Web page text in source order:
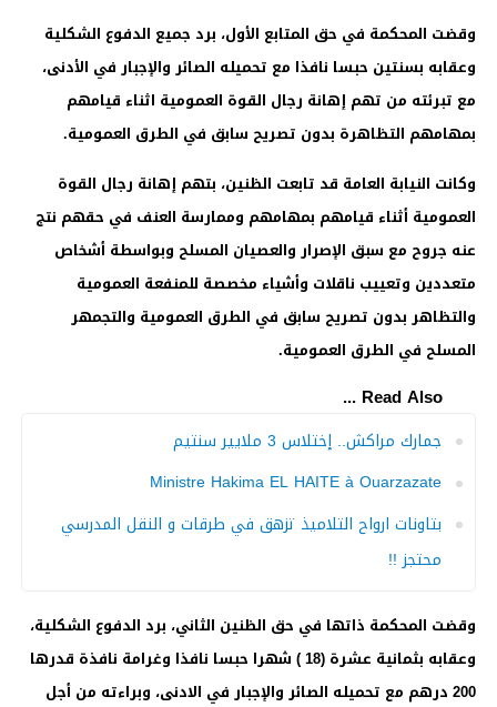
وقضت المحكمة في حق المتابع الأول، برد جميع الدفوع الشكلية
وعقابه بسنتين حبسا نافذا مع تحميله الصائر والإجبار في الأدنى،
مع تبرئته من تهم إهانة رجال القوة العمومية اثناء قيامهم
بمهامهم التظاهرة بدون تصريح سابق في الطرق العمومية.
وكانت النيابة العامة قد تابعت الظنين، بتهم إهانة رجال القوة
العمومية أثناء قيامهم بمهامهم وممارسة العنف في حقهم نتج
عنه جروح مع سبق الإصرار والعصيان المسلح وبواسطة أشخاص
متعددين وتعييب ناقلات وأشياء مخصصة للمنفعة العمومية
والتظاهر بدون تصريح سابق في الطرق العمومية والتجمهر
المسلح في الطرق العمومية.
Read Also ...
جمارك مراكش.. إختلاس 3 ملايير سنتيم
Ministre Hakima EL HAITE à Ouarzazate
بتاونات ارواح التلاميذ تزهق في طرقات و النقل المدرسي
محتجز !!
وقضت المحكمة ذاتها في حق الظنين الثاني، برد الدفوع الشكلية،
وعقابه بثمانية عشرة (18 ) شهرا حبسا نافذا وغرامة نافذة قدرها
200 درهم مع تحميله الصائر والإجبار في الادنى، وبراءته من أجل